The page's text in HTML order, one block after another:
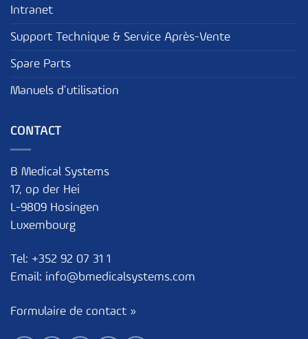
Intranet
Support Technique & Service Après-Vente
Spare Parts
Manuels d’utilisation
CONTACT
B Medical Systems
17, op der Hei
L-9809 Hosingen
Luxembourg
Tel: +352 92 07 31 1
Email: info@bmedicalsystems.com
Formulaire de contact »